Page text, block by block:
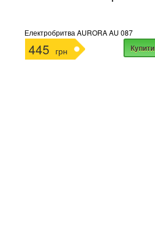
Електробритва AURORA AU 087
445 грн Купити